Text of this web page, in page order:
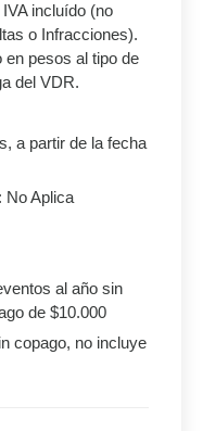
incluído (no
o Infracciones).
en pesos al tipo de
del VDR.
a partir de la fecha
No Aplica
al año sin
de $10.000
copago, no incluye